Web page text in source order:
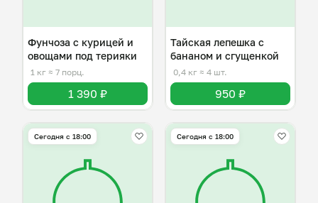
Фунчоза с курицей и
овощами под терияки
1 кг ≈ 7 порц.
1 390 ₽
Тайская лепешка с
бананом и сгущенкой
0,4 кг ≈ 4 шт.
950 ₽
Сегодня с 18:00 Сегодня с 18:00